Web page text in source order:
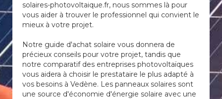
solaires-photovoltaique.fr, nous sommes là pour
vous aider à trouver le professionnel qui convient le
mieux à votre projet.
Notre guide d'achat solaire vous donnera de
précieux conseils pour votre projet, tandis que
notre comparatif des entreprises photovoltaïques
vous aidera à choisir le prestataire le plus adapté à
vos besoins à Vedène. Les panneaux solaires sont
une source d'économie d'énergie solaire avec une